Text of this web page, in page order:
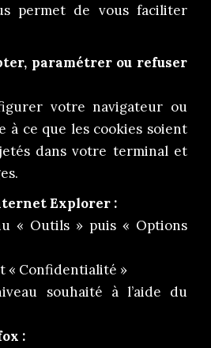
permet de vous faciliter
paramétrer ou refuser
votre navigateur ou
à ce que les cookies soient
dans votre terminal et
Explorer :
« Outils » puis « Options
« Confidentialité »
souhaité à l’aide du
: